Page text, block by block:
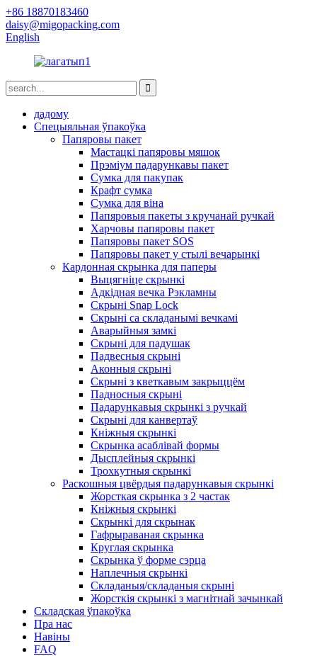
+86 18870183460
daisy@migopacking.com
English
дадому
Спецыяльная ўпакоўка
Папяровы пакет
Мастацкі папяровы мяшок
Прэміум падарункавы пакет
Сумка для пакупак
Крафт сумка
Сумка для віна
Папяровыя пакеты з кручанай ручкай
Харчовы папяровы пакет
Папяровы пакет SOS
Папяровы пакет у стылі вечарынкі
Кардонная скрынка для паперы
Выцягніце скрынкі
Адкідная вечка Рэкламны
Скрыні Snap Lock
Скрыні са складанымі вечкамі
Аварыйныя замкі
Скрыні для падушак
Падвесныя скрыні
Аконныя скрыні
Скрыні з кветкавым закрыццём
Падносныя скрыні
Падарункавыя скрынкі з ручкай
Скрыні для канвертаў
Кніжныя скрынкі
Скрынка асаблівай формы
Дысплейныя скрынкі
Трохкутныя скрынкі
Раскошныя цвёрдыя падарункавыя скрынкі
Жорсткая скрынка з 2 частак
Кніжныя скрынкі
Скрынкі для скрынак
Гафрыраваная скрынка
Круглая скрынка
Скрынка ў форме сэрца
Наплечныя скрынкі
Складаныя/складаныя скрыні
Жорсткія скрынкі з магнітнай зачынкай
Складская ўпакоўка
Пра нас
Навіны
FAQ